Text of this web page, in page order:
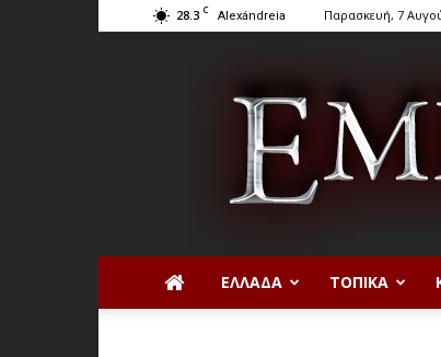
28.3 C Alexándreia Παρασκευή, 7
ΕΛΛΆΔΑ ΤΟΠΙΚΆ